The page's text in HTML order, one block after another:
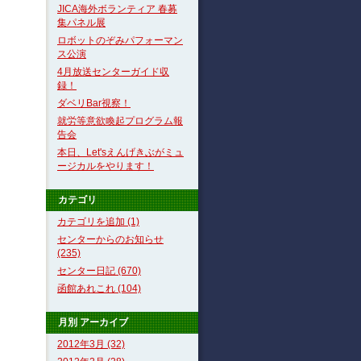
JICA海外ボランティア 春募
集パネル展
ロボットのぞみパフォーマン
ス公演
4月放送センターガイド収
録！
ダベリBar視察！
就労等意欲喚起プログラム報
告会
本日、Let'sえんげきぶがミュ
ージカルをやります！
カテゴリ
カテゴリを追加 (1)
センターからのお知らせ
(235)
センター日記 (670)
函館あれこれ (104)
月別アーカイブ
2012年3月 (32)